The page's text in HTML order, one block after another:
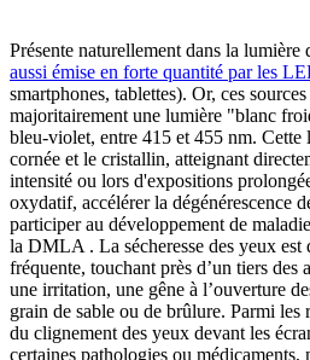
Présente naturellement dans la lumière
aussi émise en forte quantité par les
smartphones, tablettes). Or, ces
majoritairement une lumière "blanc
bleu-violet, entre 415 et 455 nm. Cette
cornée et le cristallin, atteignant
intensité ou lors d'expositions
oxydatif, accélérer la dégénérescence
participer au développement de
la DMLA . La sécheresse des yeux est
fréquente, touchant près d’un tiers des
une irritation, une gêne à l’ouverture
grain de sable ou de brûlure. Parmi les
du clignement des yeux devant les
certaines pathologies ou médicaments,